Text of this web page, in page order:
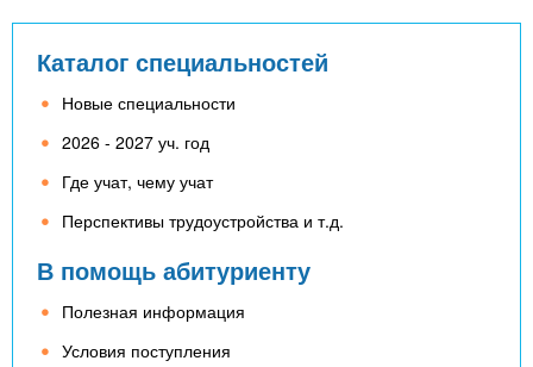
Каталог специальностей
Новые специальности
2026 - 2027 уч. год
Где учат, чему учат
Перспективы трудоустройства и т.д.
В помощь абитуриенту
Полезная информация
Условия поступления